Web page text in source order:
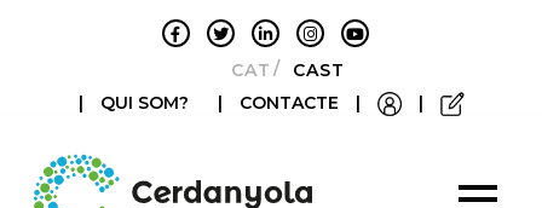
CATALÀCASTELLANO
|
QUI SOM? | CONTACTE | |